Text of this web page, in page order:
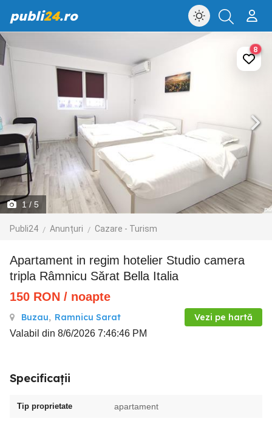
publi24.ro
1 / 5
Publi24 Anunțuri Cazare - Turism
8
Apartament in regim hotelier Studio camera
tripla Râmnicu Sărat Bella Italia
150 RON / noapte
Buzau, Ramnicu Sarat Vezi pe hartă
Valabil din 8/6/2026 7:46:46 PM
Specificații
Tip proprietate apartament